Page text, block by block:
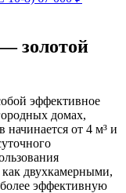
золотой
эффективное
домах,
начинается от 4 м³ и
двухкамерными,
эффективную